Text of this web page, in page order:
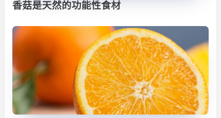
香菇是天然的功能性食材